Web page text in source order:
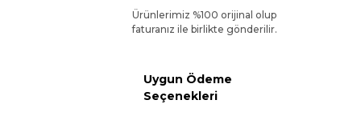
Ürünlerimiz %100 orijinal olup
faturanız ile birlikte gönderilir.
Uygun Ödeme
Seçenekleri